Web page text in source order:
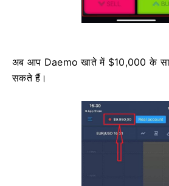
अब आप Daemo खाते में $10,000 के
सकते हैं।